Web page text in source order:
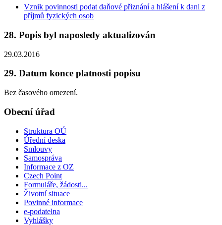
Vznik povinnosti podat daňové přiznání a hlášení k dani z
příjmů fyzických osob
28. Popis byl naposledy aktualizován
29.03.2016
29. Datum konce platnosti popisu
Bez časového omezení.
Obecní úřad
Struktura OÚ
Úřední deska
Smlouvy
Samospráva
Informace z OZ
Czech Point
Formuláře, žádosti...
Životní situace
Povinné informace
e-podatelna
Vyhlášky